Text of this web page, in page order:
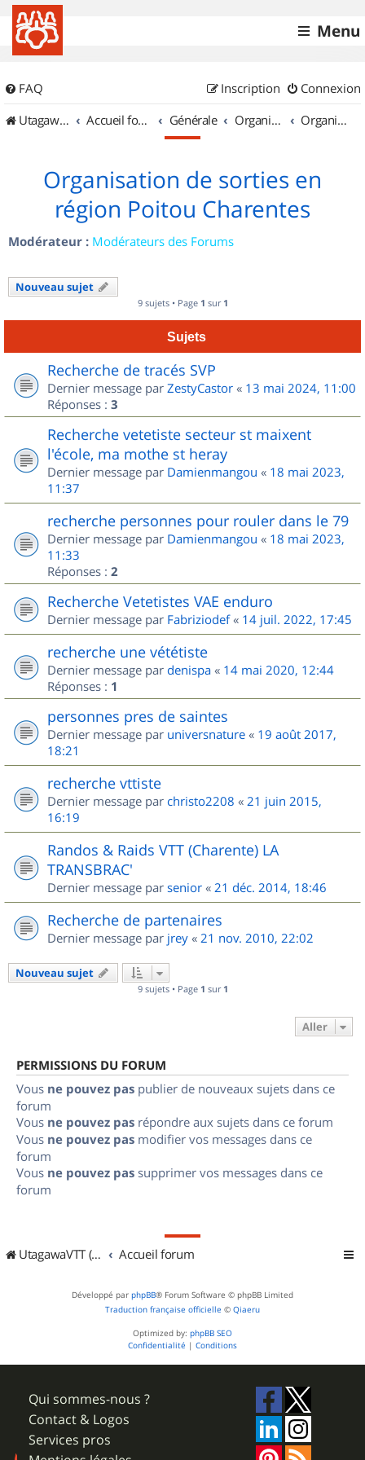
Menu
FAQ Connexion
Inscription
UtagawaVTT (Randos VTT et VTTAE avec traces GPS)
Accueil forum Générale Organisation de sorties & Recherche de partenaires Organisation de sorties en région Poitou Charentes
Organisation de sorties en
région Poitou Charentes
Modérateur : Modérateurs des Forums
Nouveau sujet
9 sujets • Page 1 sur 1
Sujets
Recherche de tracés SVP
Dernier message par ZestyCastor « 13 mai 2024, 11:00
Réponses : 3
Recherche vetetiste secteur st maixent
l'école, ma mothe st heray
Dernier message par Damienmangou « 18 mai 2023,
11:37
recherche personnes pour rouler dans le 79
Dernier message par Damienmangou « 18 mai 2023,
11:33
Réponses : 2
Recherche Vetetistes VAE enduro
Dernier message par Fabriziodef« 14 juil. 2022, 17:45
recherche une vététiste
Dernier message par denispa « 14 mai 2020, 12:44
Réponses : 1
personnes pres de saintes
Dernier message par universnature « 19 août 2017,
18:21
recherche vttiste
Dernier message par christo2208 « 21 juin 2015,
16:19
Randos & Raids VTT (Charente) LA
TRANSBRAC'
Dernier message par senior « 21 déc. 2014, 18:46
Recherche de partenaires
Dernier message par jrey « 21 nov. 2010, 22:02
Nouveau sujet
9 sujets • Page 1 sur 1
Aller
PERMISSIONS DU FORUM
Vous ne pouvez pas publier de nouveaux sujets dans ce
forum
Vous ne pouvez pas répondre aux sujets dans ce forum
Vous ne pouvez pas modifier vos messages dans ce
forum
Vous ne pouvez pas supprimer vos messages dans ce
forum
UtagawaVTT (Randos VTT et VTTAE avec traces GPS) Accueil forum
Développé par phpBB® Forum Software © phpBB Limited
Traduction française officielle © Qiaeru
Optimized by: phpBB SEO
Confidentialité | Conditions
Qui sommes-nous ?
Contact & Logos
Services pros